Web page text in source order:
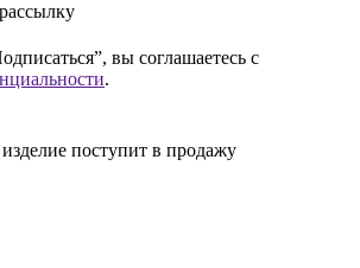
вы соглашаетесь с
.
поступит в продажу